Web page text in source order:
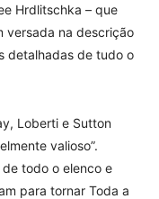
Hrdlitschka – que
versada na descrição
detalhadas de tudo o
Loberti e Sutton
valioso”.
todo o elenco e
para tornar Toda a